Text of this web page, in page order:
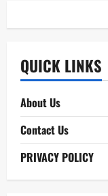
QUICK LINKS
About Us
Contact Us
PRIVACY POLICY